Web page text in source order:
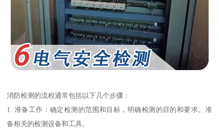
消防检测的流程通常包括以下几个步骤：
1. 准备工作：确定检测的范围和目标，明确检测的目的和要求。准
备相关的检测设备和工具。